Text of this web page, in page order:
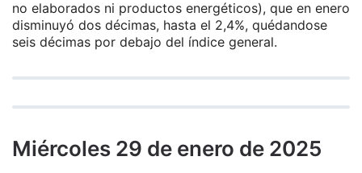
no elaborados ni productos energéticos), que en enero
disminuyó dos décimas, hasta el 2,4%, quédandose
seis décimas por debajo del índice general.
Miércoles 29 de enero de 2025